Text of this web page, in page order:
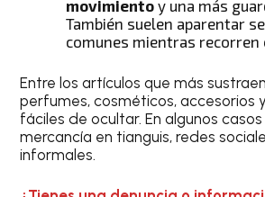
movimiento y una más
También suelen aparentar
comunes mientras recorren
Entre los artículos que más
perfumes, cosméticos, accesorios
fáciles de ocultar. En algunos
mercancía en tianguis, redes
informales.